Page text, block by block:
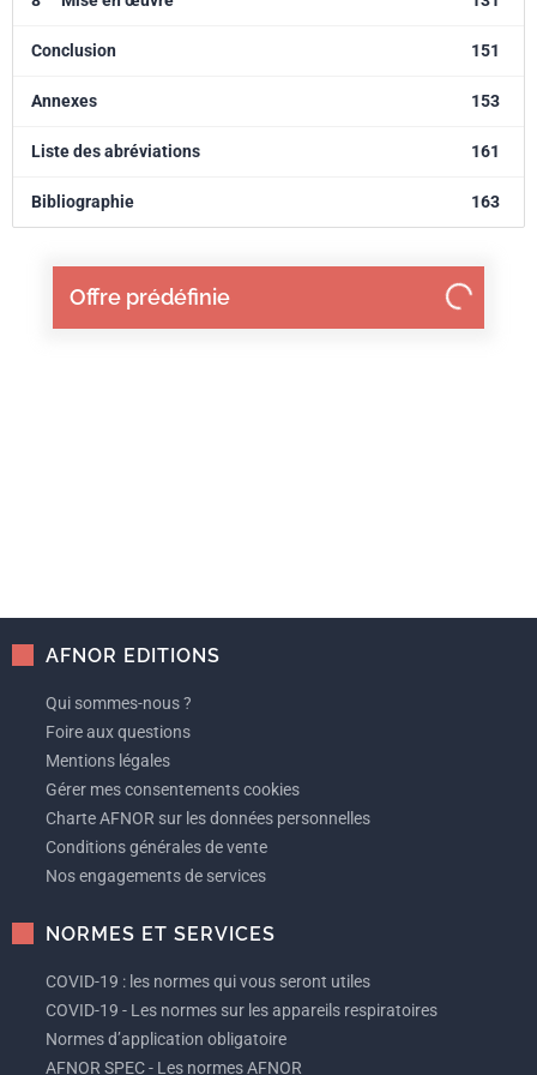
Offre prédéfinie
Conclusion 151
Annexes 153
Liste des abréviations 161
Bibliographie 163
AFNOR EDITIONS
Qui sommes-nous ?
Foire aux questions
Mentions légales
Gérer mes consentements cookies
Charte AFNOR sur les données personnelles
Conditions générales de vente
Nos engagements de services
NORMES ET SERVICES
COVID-19 : les normes qui vous seront utiles
COVID-19 - Les normes sur les appareils respiratoires
Normes d’application obligatoire
AFNOR SPEC - Les normes AFNOR